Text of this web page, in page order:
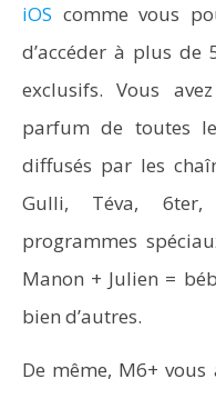
iOS comme vous
d’accéder à plus de
exclusifs. Vous
parfum de toutes
diffusés par les
Gulli, Téva,
programmes
Manon + Julien =
bien d’autres.
De même, M6+